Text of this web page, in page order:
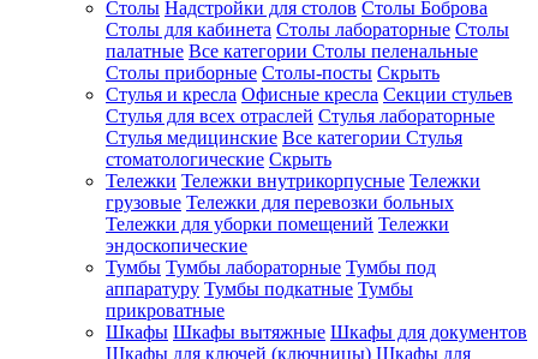
Столы Надстройки для столов Столы Боброва
Столы для кабинета Столы лабораторные Столы
палатные Все категории Столы пеленальные
Столы приборные Столы-посты Скрыть
Стулья и кресла Офисные кресла Секции стульев
Стулья для всех отраслей Стулья лабораторные
Стулья медицинские Все категории Стулья
стоматологические Скрыть
Тележки Тележки внутрикорпусные Тележки
грузовые Тележки для перевозки больных
Тележки для уборки помещений Тележки
эндоскопические
Тумбы Тумбы лабораторные Тумбы под
аппаратуру Тумбы подкатные Тумбы
прикроватные
Шкафы Шкафы вытяжные Шкафы для документов
Шкафы для ключей (ключницы) Шкафы для